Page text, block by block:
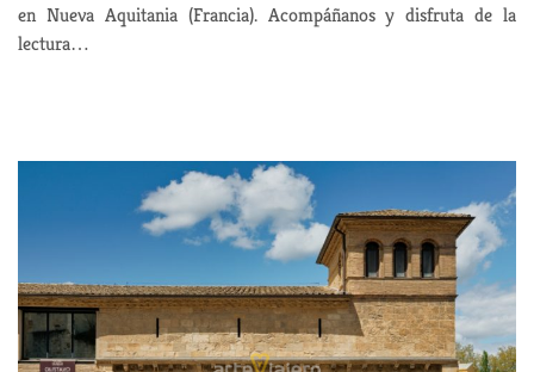
en Nueva Aquitania (Francia). Acompáñanos y disfruta de la
lectura…